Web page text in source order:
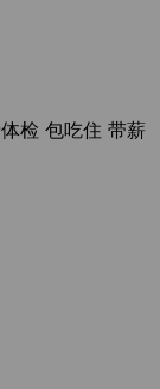
检 包吃住 带薪